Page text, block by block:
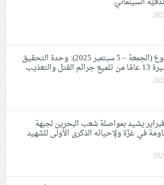
حدث الأسبوع (الجمعة – 5 سبتمبر 2025): وحدة التحقيق
والتعذيب
14 فبراير يشيد بمواصلة شعب البحرين لجبهة
في غزّة ولإحيائه الذكرى الأولى للشهيد